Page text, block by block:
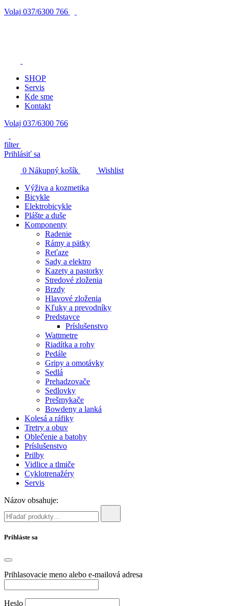
Volaj 037/6300 766
SHOP
Servis
Kde sme
Kontakt
Volaj 037/6300 766
filter
Prihlásiť sa
0 Nákupný košík
Wishlist
Výživa a kozmetika
Bicykle
Elektrobicykle
Plášte a duše
Komponenty
Radenie
Rámy a pätky
Reťaze
Sady a elektro
Kazety a pastorky
Stredové zloženia
Brzdy
Hlavové zloženia
Kľuky a prevodníky
Predstavce
Príslušenstvo
Wattmetre
Riadítka a rohy
Pedále
Gripy a omotávky
Sedlá
Prehadzovače
Sedlovky
Prešmykače
Bowdeny a lanká
Kolesá a ráfiky
Tretry a obuv
Oblečenie a batohy
Príslušenstvo
Prilby
Vidlice a tlmiče
Cyklotrenažéry
Servis
Názov obsahuje:
Prihláste sa
Prihlasovacie meno alebo e-mailová adresa
Heslo